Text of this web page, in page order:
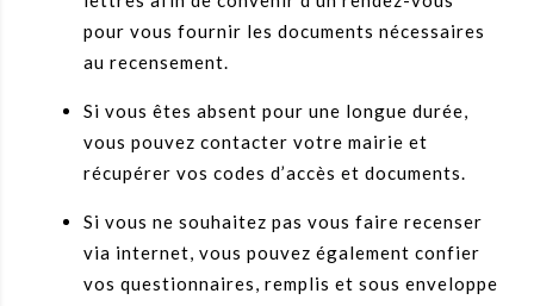
pour vous fournir les documents nécessaires
au recensement.
Si vous êtes absent pour une longue durée,
vous pouvez contacter votre mairie et
récupérer vos codes d’accès et documents.
Si vous ne souhaitez pas vous faire recenser
via internet, vous pouvez également confier
vos questionnaires, remplis et sous enveloppe